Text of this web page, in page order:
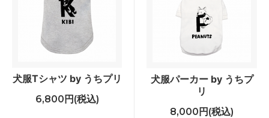
犬服Tシャツ by うちプリ
6,800円(税込)
犬服パーカー by うちプ
リ
8,000円(税込)